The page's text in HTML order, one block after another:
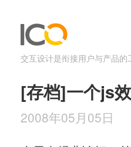
交互设计是衔接用户与产品的
[存档]一个js效
2008年05月05日